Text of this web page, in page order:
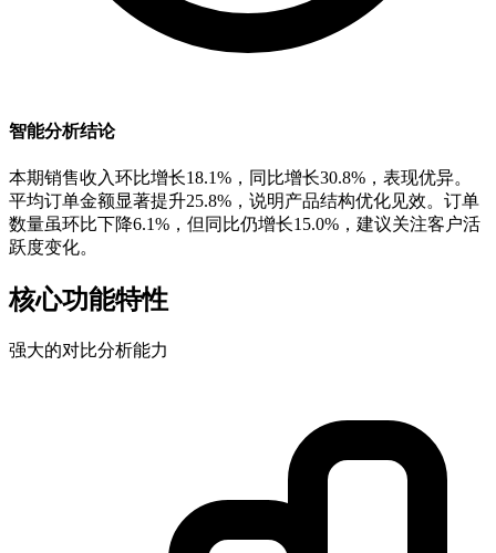
智能分析结论
本期销售收入环比增长18.1%，同比增长30.8%，表现优异。
平均订单金额显著提升25.8%，说明产品结构优化见效。订单
数量虽环比下降6.1%，但同比仍增长15.0%，建议关注客户活
跃度变化。
核心功能特性
强大的对比分析能力